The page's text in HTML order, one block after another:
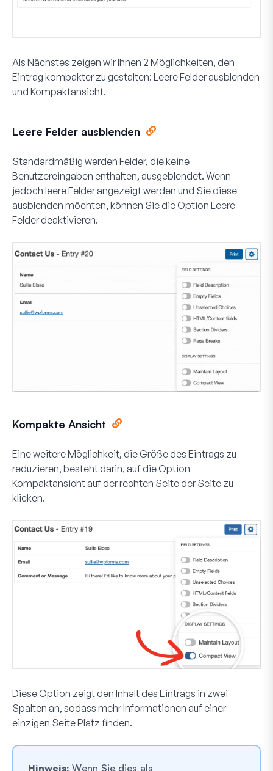
Als Nächstes zeigen wir Ihnen 2 Möglichkeiten, den
Eintrag kompakter zu gestalten: Leere Felderausblenden
und Kompaktansicht.
Leere Felder ausblenden
Standardmäßig werden Felder, die keine
Benutzereingaben enthalten, ausgeblendet. Wenn
jedoch leere Felder angezeigt werden und Sie diese
ausblenden möchten, können Sie die Option Leere
Felderdeaktivieren.
Kompakte Ansicht
Eine weitere Möglichkeit, die Größe des Eintrags zu
reduzieren, besteht darin, auf die Option
Kompaktansichtauf der rechten Seite der Seite zu
klicken.
Diese Option zeigt den Inhalt des Eintrags in zwei
Spalten an, sodass mehr Informationen auf einer
einzigen Seite Platz finden.
Hinweis: Wenn Sie dies als